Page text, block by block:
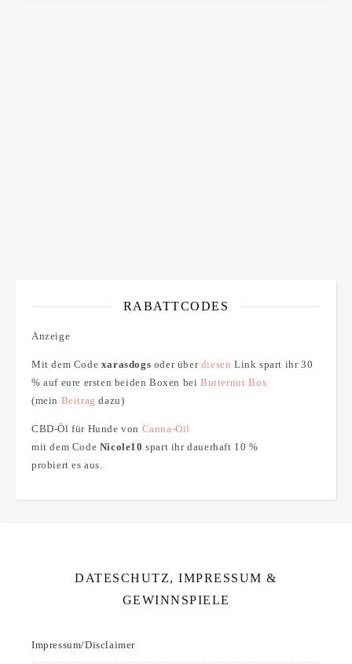
RABATTCODES
Anzeige
Mit dem Code xarasdogs oder über diesen Link spart ihr 30
% auf eure ersten beiden Boxen beiButternut Box
(mein Beitrag dazu)
CBD-Öl für Hunde von Canna-Oil
mit dem Code Nicole10 spart ihr dauerhaft 10 %
probiert es aus.
DATESCHUTZ, IMPRESSUM &
GEWINNSPIELE
Impressum/Disclaimer